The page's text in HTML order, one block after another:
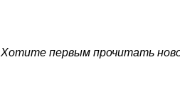
Хотите первым прочитать